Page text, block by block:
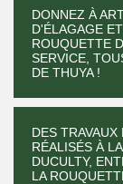
DONNEZ À
D'ÉLAGAGE
ROUQUETTE
SERVICE,
DE THUYA !
DES
RÉALISÉS À
DUCULTY,
LA